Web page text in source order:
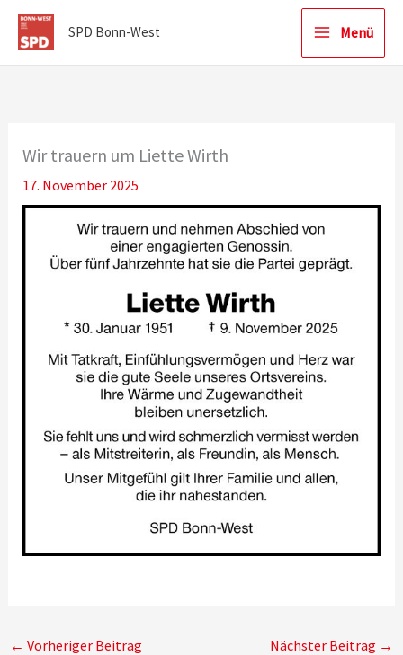
Zum
Inhalt
SPD Bonn-West Menü
Wir trauern um Liette Wirth
17. November 2025
← Vorheriger Beitrag Nächster Beitrag →